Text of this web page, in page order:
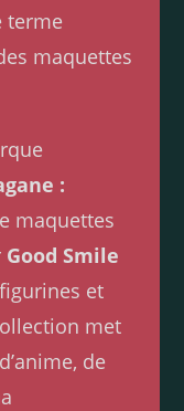
terme
maquettes
:
maquettes
Good Smile
et
met
de